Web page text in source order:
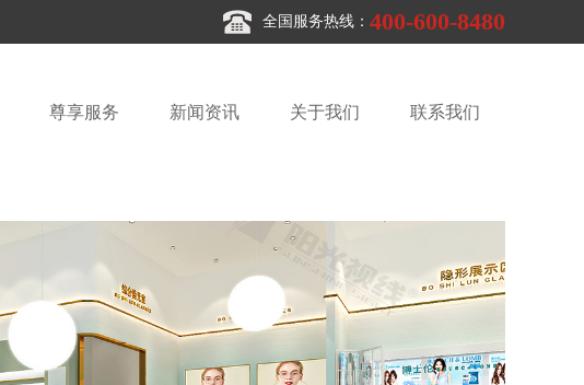
全国服务热线： 400-600-8480
尊享服务 新闻资讯 关于我们 联系我们